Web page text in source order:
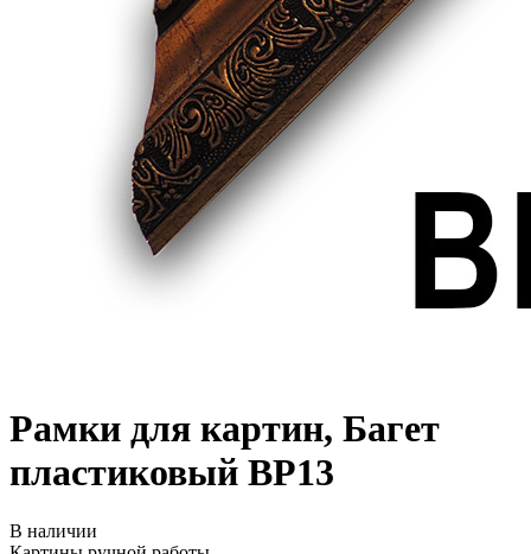
Рамки для картин, Багет
пластиковый BP13
В наличии